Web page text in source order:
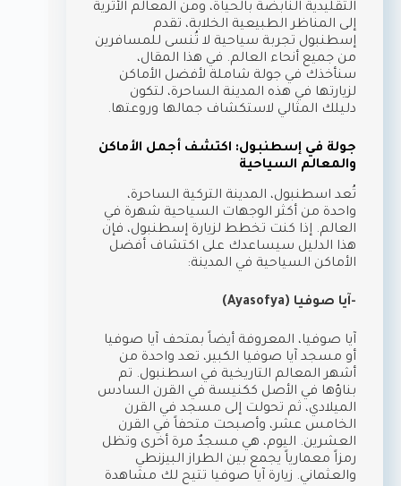
التقليدية النابضة بالحياة، ومن المعالم الأثرية
إلى المناظر الطبيعية الخلابة، تقدم
إسطنبول تجربة سياحية لا تُنسى للمسافرين
من جميع أنحاء العالم. في هذا المقال،
سنأخذك في جولة شاملة لأفضل الأماكن
لزيارتها في هذه المدينة الساحرة، لتكون
دليلك المثالي لاستكشاف جمالها وروعتها.
جولة في إسطنبول: اكتشف أجمل الأماكن
والمعالم السياحية
تُعد اسطنبول، المدينة التركية الساحرة،
واحدة من أكثر الوجهات السياحية شهرة في
العالم. إذا كنت تخطط لزيارة إسطنبول، فإن
هذا الدليل سيساعدك على اكتشاف أفضل
الأماكن السياحية في المدينة:
-آيا صوفيا (Ayasofya)
آيا صوفيا، المعروفة أيضاً بمتحف آيا صوفيا
أو مسجد آيا صوفيا الكبير، تعد واحدة من
أشهر المعالم التاريخية في اسطنبول. تم
بناؤها في الأصل ككنيسة في القرن السادس
الميلادي، ثم تحولت إلى مسجد في القرن
الخامس عشر، وأصبحت متحفاً في القرن
العشرين. اليوم، هي مسجدٌ مرة أخرى وتظل
رمزاً معمارياً يجمع بين الطراز البيزنطي
والعثماني. زيارة آيا صوفيا تتيح لك مشاهدة